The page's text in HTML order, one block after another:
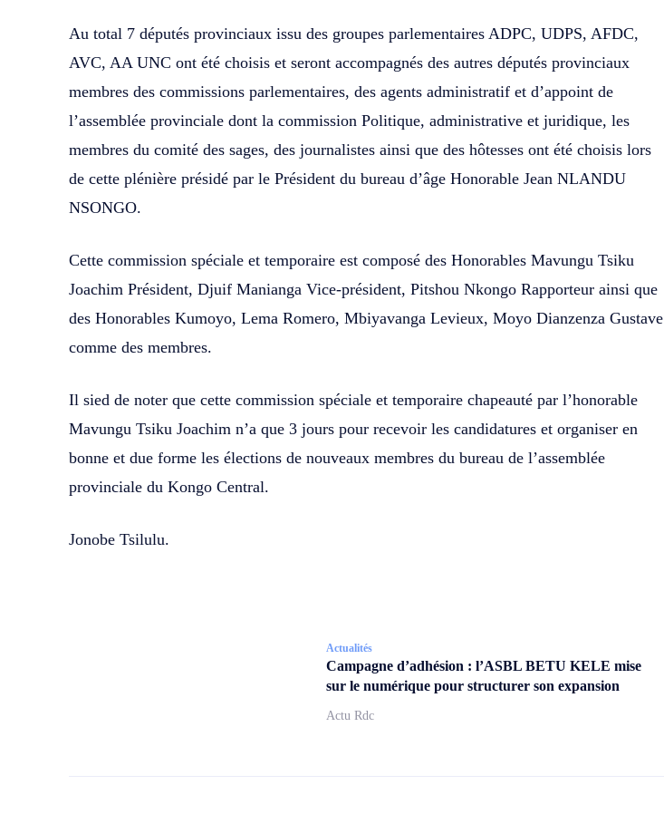
Au total 7 députés provinciaux issu des groupes parlementaires ADPC, UDPS, AFDC,
AVC, AA UNC ont été choisis et seront accompagnés des autres députés provinciaux
membres des commissions parlementaires, des agents administratif et d’appoint de
l’assemblée provinciale dont la commission Politique, administrative et juridique, les
membres du comité des sages, des journalistes ainsi que des hôtesses ont été choisis lors
de cette plénière présidé par le Président du bureau d’âge Honorable Jean NLANDU
NSONGO.
Cette commission spéciale et temporaire est composé des Honorables Mavungu Tsiku
Joachim Président, Djuif Manianga Vice-président, Pitshou Nkongo Rapporteur ainsi que
des Honorables Kumoyo, Lema Romero, Mbiyavanga Levieux, Moyo Dianzenza Gustave
comme des membres.
Il sied de noter que cette commission spéciale et temporaire chapeauté par l’honorable
Mavungu Tsiku Joachim n’a que 3 jours pour recevoir les candidatures et organiser en
bonne et due forme les élections de nouveaux membres du bureau de l’assemblée
provinciale du Kongo Central.
Jonobe Tsilulu.
Actualités
Campagne d’adhésion : l’ASBL BETU KELE mise
sur le numérique pour structurer son expansion
Actu Rdc